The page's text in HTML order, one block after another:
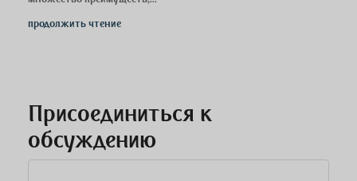
продолжить чтение
Присоединиться к
обсуждению